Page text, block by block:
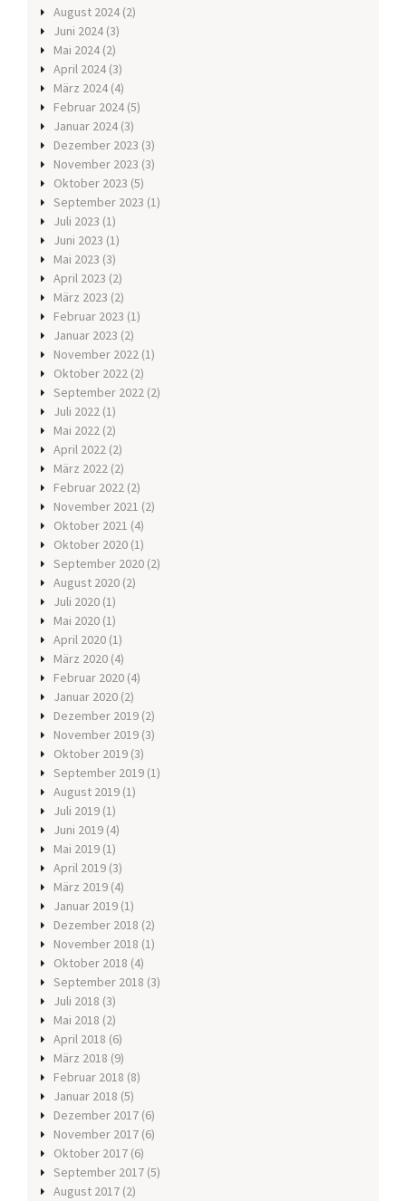
August 2024 (2)
Juni 2024 (3)
Mai 2024 (2)
April 2024 (3)
März 2024 (4)
Februar 2024 (5)
Januar 2024 (3)
Dezember 2023 (3)
November 2023 (3)
Oktober 2023 (5)
September 2023 (1)
Juli 2023 (1)
Juni 2023 (1)
Mai 2023 (3)
April 2023 (2)
März 2023 (2)
Februar 2023 (1)
Januar 2023 (2)
November 2022 (1)
Oktober 2022 (2)
September 2022 (2)
Juli 2022 (1)
Mai 2022 (2)
April 2022 (2)
März 2022 (2)
Februar 2022 (2)
November 2021 (2)
Oktober 2021 (4)
Oktober 2020 (1)
September 2020 (2)
August 2020 (2)
Juli 2020 (1)
Mai 2020 (1)
April 2020 (1)
März 2020 (4)
Februar 2020 (4)
Januar 2020 (2)
Dezember 2019 (2)
November 2019 (3)
Oktober 2019 (3)
September 2019 (1)
August 2019 (1)
Juli 2019 (1)
Juni 2019 (4)
Mai 2019 (1)
April 2019 (3)
März 2019 (4)
Januar 2019 (1)
Dezember 2018 (2)
November 2018 (1)
Oktober 2018 (4)
September 2018 (3)
Juli 2018 (3)
Mai 2018 (2)
April 2018 (6)
März 2018 (9)
Februar 2018 (8)
Januar 2018 (5)
Dezember 2017 (6)
November 2017 (6)
Oktober 2017 (6)
September 2017 (5)
August 2017 (2)